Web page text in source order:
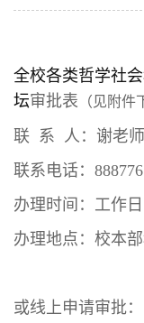
全校各类哲学社
坛审批表 （见附件
联 系 人：谢老师
联系电话：
办理时间：工作日
办理地点： 校本
或线上申请审批：